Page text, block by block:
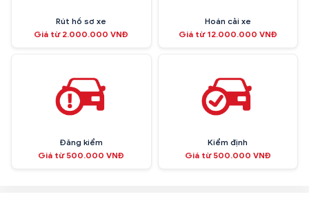
Rút hồ sơ xe
Giá từ 2.000.000 VNĐ
Hoán cải xe
Giá từ 12.000.000 VNĐ
Đăng kiểm
Giá từ 500.000 VNĐ
Kiểm định
Giá từ 500.000 VNĐ